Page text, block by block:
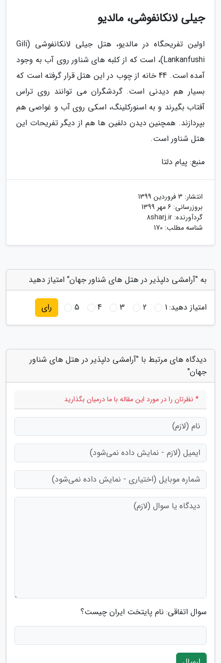
جیلی لانکانفوشی، مالدیو
اولین تفریحگاه در مالدیو، هتل جیلی لانکانفوشی (Gili
Lankanfushi)، است که از کلبه های شناور روی آب به وجود
آمده است. 44 خانه از چوب در این هتل قرار گرفته است که
بسیار هم دیدنی است. گردشگران می توانند روی تراس
آفتاب بگیرند و به اسنورکلینگ، اسکی روی آب و غواصی هم
بپردازند. همچنین دیدن دلفین ها هم از دیگر تفریحات این
هتل شناور است.
منبع: پیام دلتا
انتشار: 3 فروردین 1399
بروزرسانی: 6 مهر 1399
گردآورنده: 8sharj.ir
شناسه مطلب: 170
به "آرامشی دلپذیر در هتل های شناور جهان" امتیاز دهید
امتیاز دهید:1
2
3
4
5 رای
دیدگاه های مرتبط با "آرامشی دلپذیر در هتل های شناور
جهان"
* نظرتان را در مورد این مقاله با ما درمیان بگذارید
سوال اتفاقی: نام پایتخت ایران چیست؟